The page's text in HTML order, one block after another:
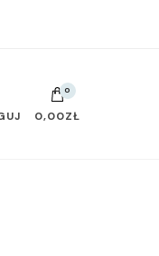
0
0,00ZŁ